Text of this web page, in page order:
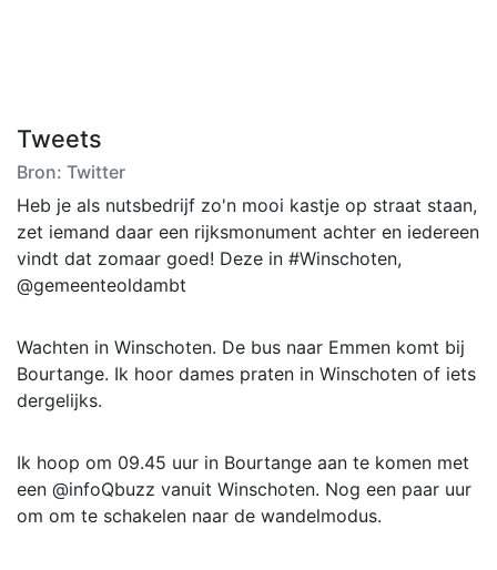
Tweets
Bron: Twitter
Heb je als nutsbedrijf zo'n mooi kastje op straat staan,
zet iemand daar een rijksmonument achter en iedereen
vindt dat zomaar goed! Deze in #Winschoten,
@gemeenteoldambt
Wachten in Winschoten. De bus naar Emmen komt bij
Bourtange. Ik hoor dames praten in Winschoten of iets
dergelijks.
Ik hoop om 09.45 uur in Bourtange aan te komen met
een @infoQbuzz vanuit Winschoten. Nog een paar uur
om om te schakelen naar de wandelmodus.